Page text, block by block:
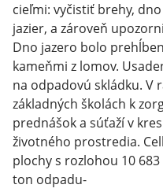
cieľmi: vyčistiť brehy,
jazier, a zároveň
Dno jazero bolo
kameňmi z lomov.
na odpadovú skládku. V
základných školách k
prednášok a súťaží v
životného prostredia.
plochy s rozlohou 10 683
ton odpadu-